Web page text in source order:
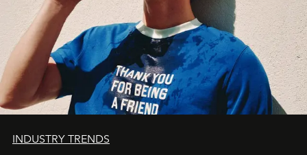
INDUSTRY TRENDS